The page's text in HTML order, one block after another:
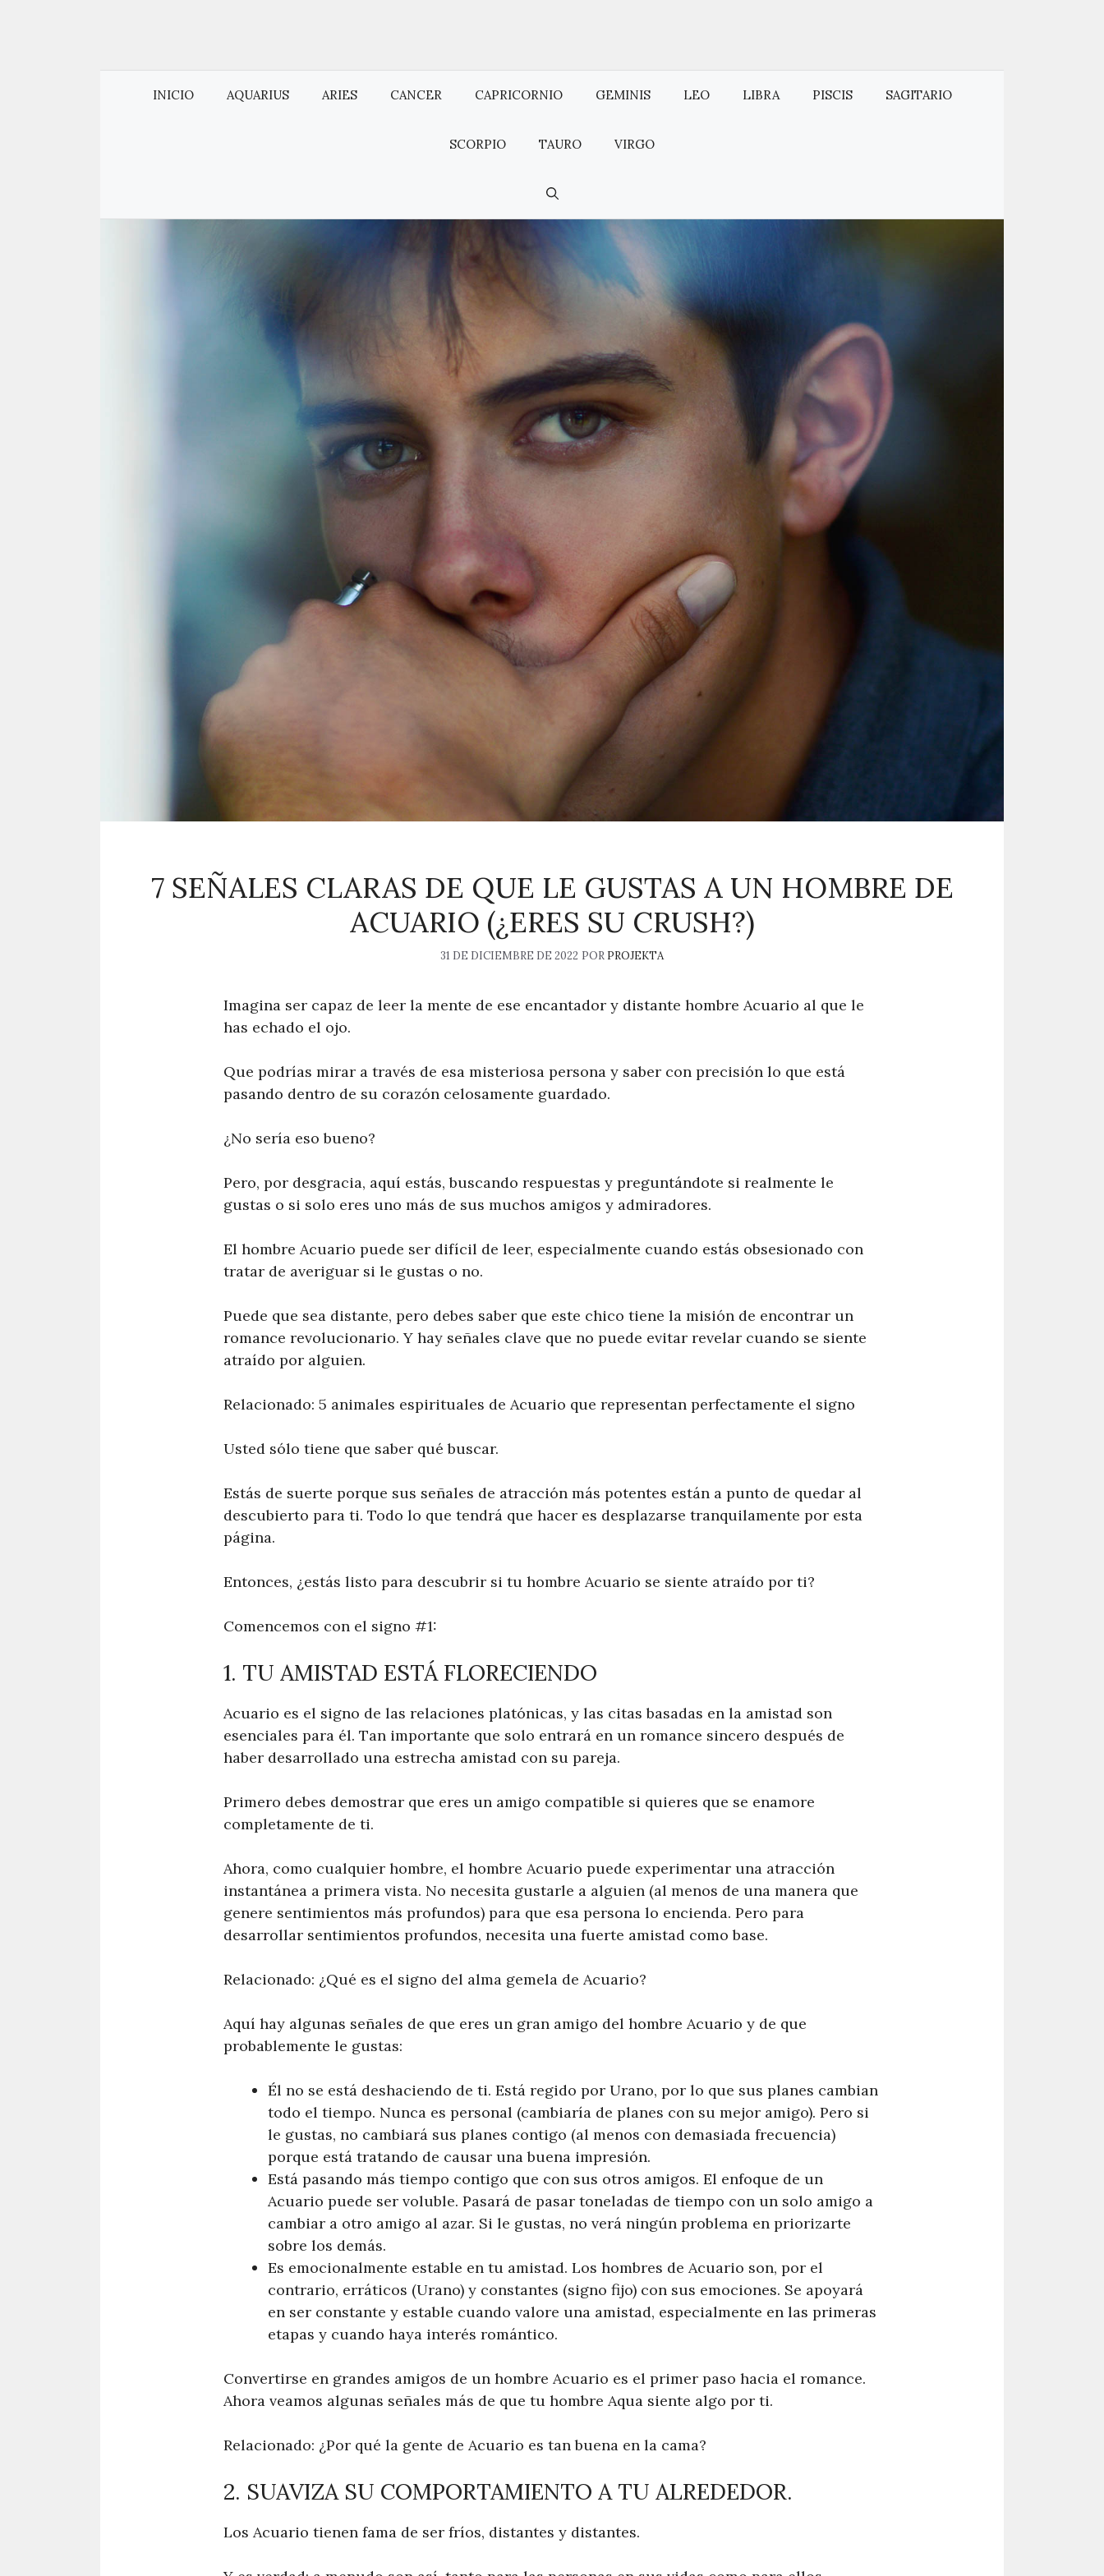
INICIO AQUARIUS ARIES CANCER CAPRICORNIO GEMINIS LEO LIBRA PISCIS SAGITARIO
SCORPIO TAURO VIRGO
7 SEÑALES CLARAS DE QUE LE GUSTAS A UN HOMBRE DE
ACUARIO (¿ERES SU CRUSH?)
31 DE DICIEMBRE DE 2022 POR PROJEKTA
Imagina ser capaz de leer la mente de ese encantador y distante hombre Acuario al que le
has echado el ojo.
Que podrías mirar a través de esa misteriosa persona y saber con precisión lo que está
pasando dentro de su corazón celosamente guardado.
¿No sería eso bueno?
Pero, por desgracia, aquí estás, buscando respuestas y preguntándote si realmente le
gustas o si solo eres uno más de sus muchos amigos y admiradores.
El hombre Acuario puede ser difícil de leer, especialmente cuando estás obsesionado con
tratar de averiguar si le gustas o no.
Puede que sea distante, pero debes saber que este chico tiene la misión de encontrar un
romance revolucionario. Y hay señales clave que no puede evitar revelar cuando se siente
atraído por alguien.
Relacionado: 5 animales espirituales de Acuario que representan perfectamente el signo
Usted sólo tiene que saber qué buscar.
Estás de suerte porque sus señales de atracción más potentes están a punto de quedar al
descubierto para ti. Todo lo que tendrá que hacer es desplazarse tranquilamente por esta
página.
Entonces, ¿estás listo para descubrir si tu hombre Acuario se siente atraído por ti?
Comencemos con el signo #1:
1. TU AMISTAD ESTÁ FLORECIENDO
Acuario es el signo de las relaciones platónicas, y las citas basadas en la amistad son
esenciales para él. Tan importante que solo entrará en un romance sincero después de
haber desarrollado una estrecha amistad con su pareja.
Primero debes demostrar que eres un amigo compatible si quieres que se enamore
completamente de ti.
Ahora, como cualquier hombre, el hombre Acuario puede experimentar una atracción
instantánea a primera vista. No necesita gustarle a alguien (al menos de una manera que
genere sentimientos más profundos) para que esa persona lo encienda. Pero para
desarrollar sentimientos profundos, necesita una fuerte amistad como base.
Relacionado: ¿Qué es el signo del alma gemela de Acuario?
Aquí hay algunas señales de que eres un gran amigo del hombre Acuario y de que
probablemente le gustas:
Él no se está deshaciendo de ti. Está regido por Urano, por lo que sus planes cambian
todo el tiempo. Nunca es personal (cambiaría de planes con su mejor amigo). Pero si
le gustas, no cambiará sus planes contigo (al menos con demasiada frecuencia)
porque está tratando de causar una buena impresión.
Está pasando más tiempo contigo que con sus otros amigos. El enfoque de un
Acuario puede ser voluble. Pasará de pasar toneladas de tiempo con un solo amigo a
cambiar a otro amigo al azar. Si le gustas, no verá ningún problema en priorizarte
sobre los demás.
Es emocionalmente estable en tu amistad. Los hombres de Acuario son, por el
contrario, erráticos (Urano) y constantes (signo fijo) con sus emociones. Se apoyará
en ser constante y estable cuando valore una amistad, especialmente en las primeras
etapas y cuando haya interés romántico.
Convertirse en grandes amigos de un hombre Acuario es el primer paso hacia el romance.
Ahora veamos algunas señales más de que tu hombre Aqua siente algo por ti.
Relacionado: ¿Por qué la gente de Acuario es tan buena en la cama?
2. SUAVIZA SU COMPORTAMIENTO A TU ALREDEDOR.
Los Acuario tienen fama de ser fríos, distantes y distantes.